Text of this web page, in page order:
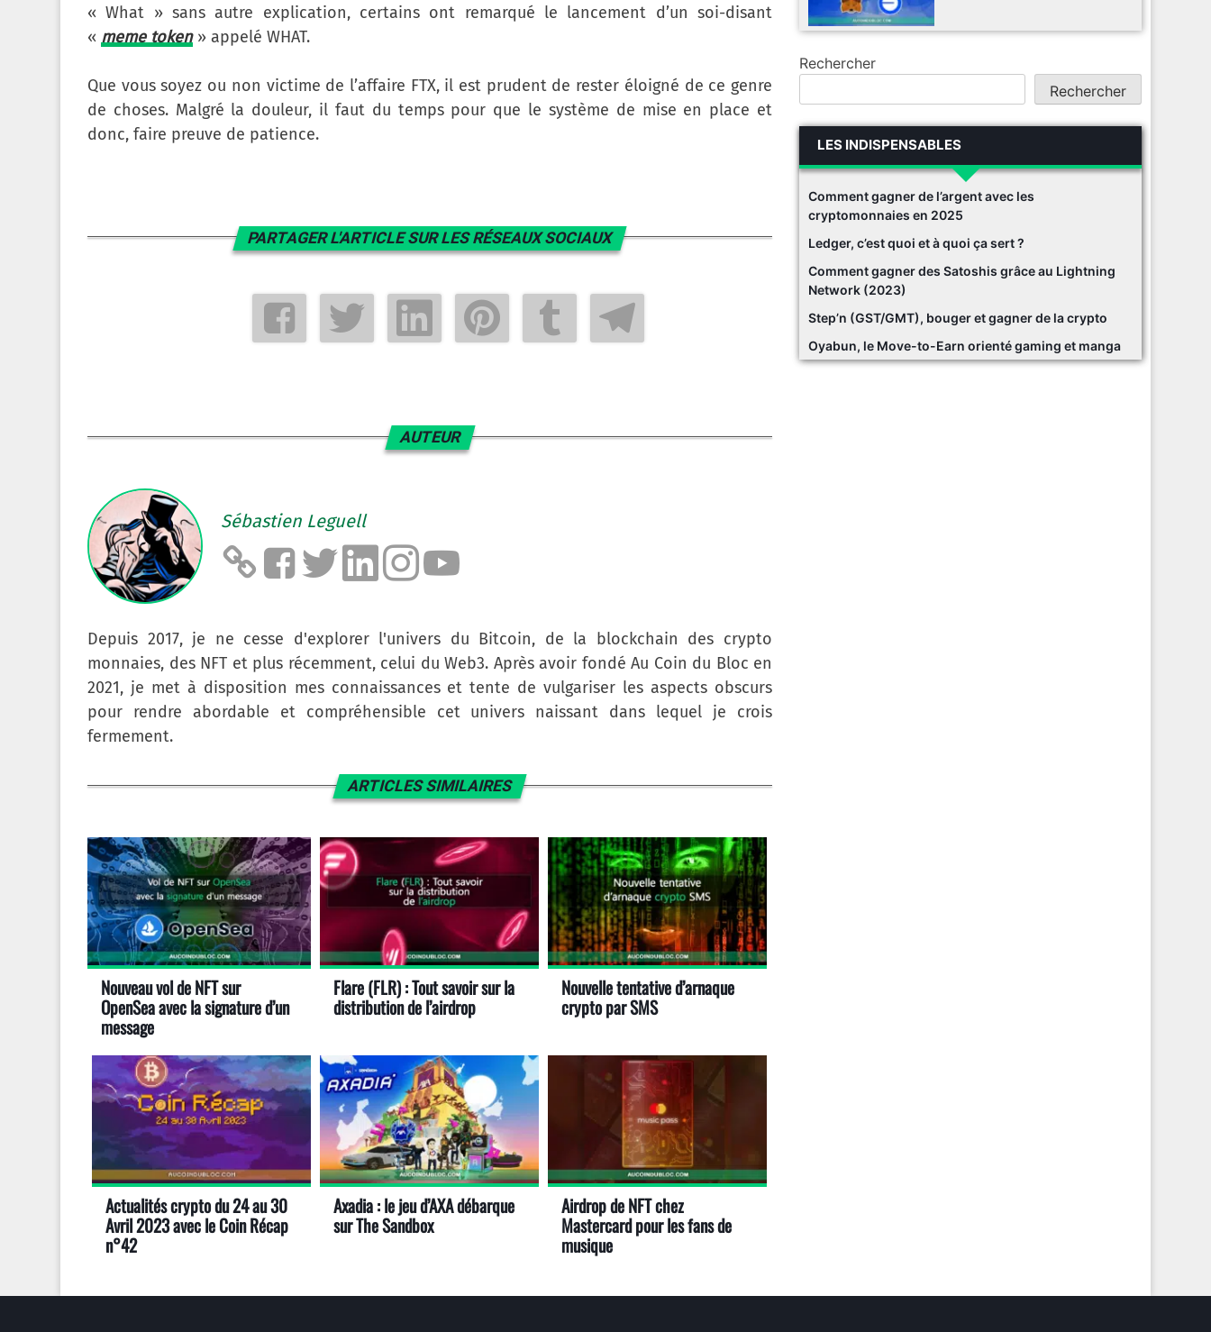
« What » sans autre explication, certains ont remarqué le lancement d’un soi-disant
« meme token» appelé WHAT.
Que vous soyez ou non victime de l’affaire FTX, il est prudent de rester éloigné de ce genre
de choses. Malgré la douleur, il faut du temps pour que le système de mise en place et
donc, faire preuve de patience.
PARTAGER L'ARTICLE SUR LES RÉSEAUX SOCIAUX
AUTEUR
Sébastien Leguell
Depuis 2017, je ne cesse d'explorer l'univers du Bitcoin, de la blockchain des crypto
monnaies, des NFT et plus récemment, celui du Web3. Après avoir fondé Au Coin du Bloc en
2021, je met à disposition mes connaissances et tente de vulgariser les aspects obscurs
pour rendre abordable et compréhensible cet univers naissant dans lequel je crois
fermement.
ARTICLES SIMILAIRES
Nouveau vol de NFT sur
OpenSea avec la signature d’un
message
Flare (FLR) : Tout savoir sur la
distribution de l’airdrop
Nouvelle tentative d’arnaque
crypto par SMS
Actualités crypto du 24 au 30
Avril 2023 avec le Coin Récap
n°42
Axadia : le jeu d’AXA débarque
sur The Sandbox
Airdrop de NFT chez
Mastercard pour les fans de
musique
Rechercher
Rechercher
LES INDISPENSABLES
Comment gagner de l’argent avec les
cryptomonnaies en 2025
Ledger, c’est quoi et à quoi ça sert ?
Comment gagner des Satoshis grâce au Lightning
Network (2023)
Step’n (GST/GMT), bouger et gagner de la crypto
Oyabun, le Move-to-Earn orienté gaming et manga